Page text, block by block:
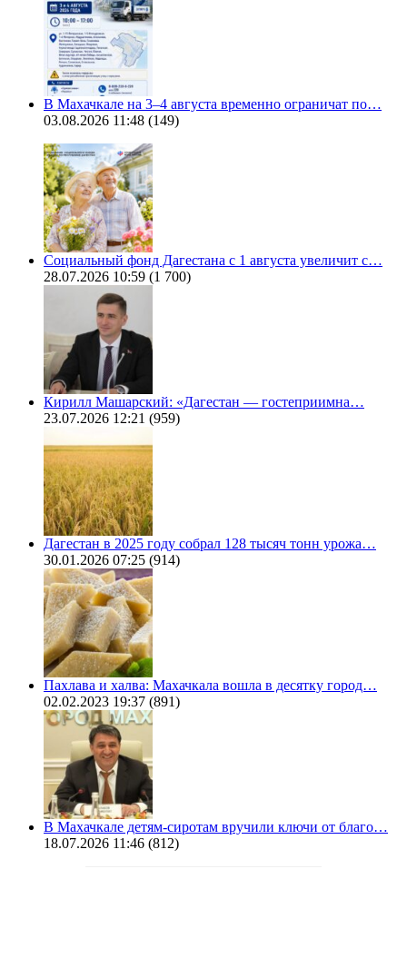
В Махачкале на 3–4 августа временно ограничат по…
03.08.2026 11:48 (149)
Социальный фонд Дагестана с 1 августа увеличит с…
28.07.2026 10:59 (1 700)
Кирилл Машарский: «Дагестан — гостеприимна…
23.07.2026 12:21 (959)
Дагестан в 2025 году собрал 128 тысяч тонн урожа…
30.01.2026 07:25 (914)
Пахлава и халва: Махачкала вошла в десятку город…
02.02.2023 19:37 (891)
В Махачкале детям-сиротам вручили ключи от благо…
18.07.2026 11:46 (812)